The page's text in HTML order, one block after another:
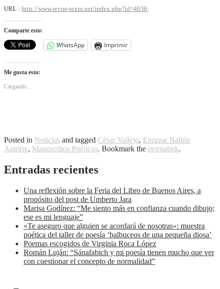
URL : http://www.revue-texto.net/index.php?id=4036.
Comparte esto:
WhatsApp Imprimir
Me gusta esto:
Cargando...
Posted in Noticias and tagged César Vallejo, Enrique Ballón
Aguirre, Manuscritos Poéticos. Bookmark the permalink.
Entradas recientes
Una reflexión sobre la Feria del Libro de Buenos Aires, a
propósito del post de Umberto Jara
Marisa Godínez: “Me siento más en confianza cuando dibujo;
ese es mi lenguaje”
«Te aseguro que alguien se acordará de nosotras»: muestra
poética del taller de poesía ‘balbuceos de una pequeña diosa’
Poemas escogidos de Virginia Roca López
Román Luján: “Sánafabich y mi poesía tienen mucho que ver
con cuestionar el concepto de normalidad”